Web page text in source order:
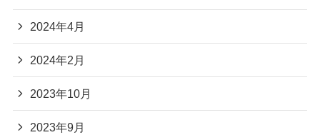
2024年4月
2024年2月
2023年10月
2023年9月